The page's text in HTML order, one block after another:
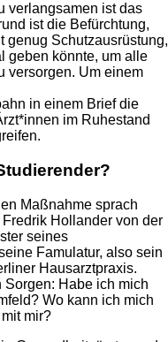
verlangsamen ist das
ist die Befürchtung,
genug Schutzausrüstung,
geben könnte, um alle
versorgen. Um einem
in einem Brief die
im Ruhestand
Maßnahme sprach
Hollander von der
seines
Famulatur, also sein
Hausarztpraxis.
Habe ich mich
Wo kann ich mich
mir?